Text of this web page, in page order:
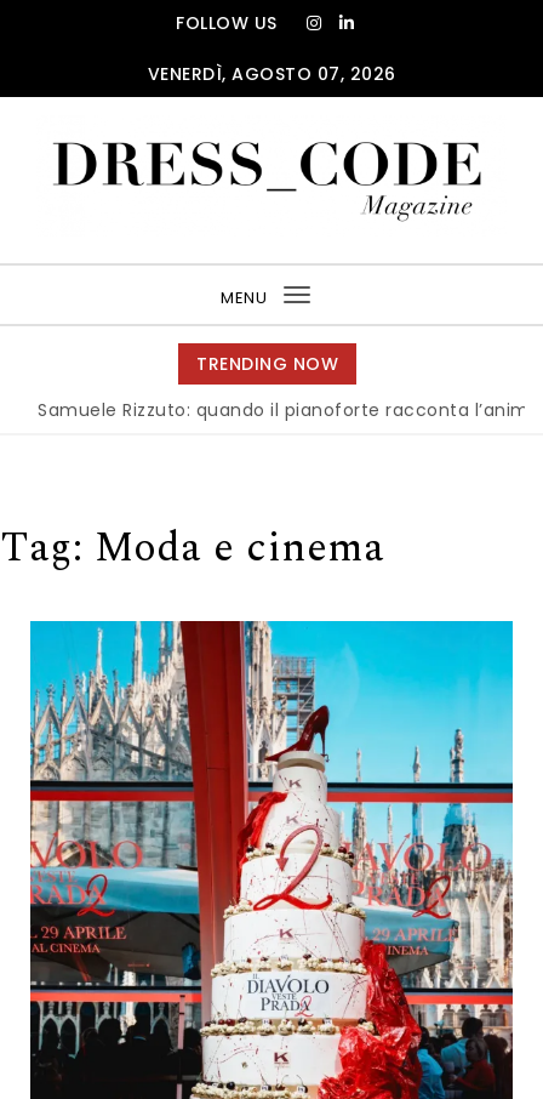
FOLLOW US
VENERDÌ, AGOSTO 07, 2026
MENU
Toggle
navigation
TRENDING NOW
Rizzuto: quando il pianoforte racconta l’anima
Tag: Moda e cinema